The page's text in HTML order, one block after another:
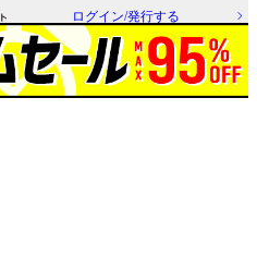
ログイン/発行する